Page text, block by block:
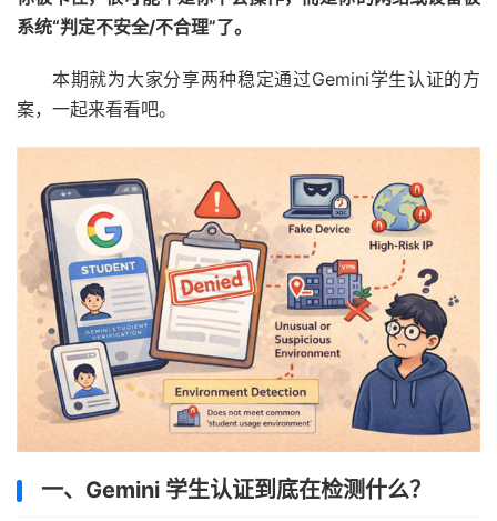
系统“判定不安全/不合理”了。
本期就为大家分享两种稳定通过Gemini学生认证的方
案，一起来看看吧。
一、Gemini 学生认证到底在检测什么？